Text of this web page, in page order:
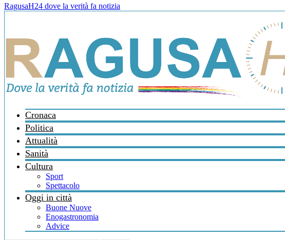
RagusaH24 dove la verità fa notizia
Cronaca
Politica
Attualità
Sanità
Cultura
Sport
Spettacolo
Oggi in città
Buone Nuove
Enogastronomia
Advice